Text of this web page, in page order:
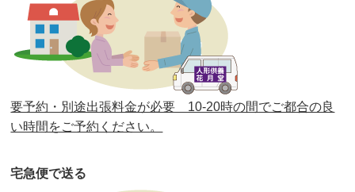
第38回人形供養祭 令和2年8月26日(水)
第37回人形供養祭 令和2年6月8日(月)
第36回人形供養祭 令和2年4月16日(木)
第35回人形供養祭令和2年2月13日(木)
第33回人形供養祭
要予約・別途出張料金が必要 10-20時の間でご都合の良
い時間をご予約ください。
宅急便で送る